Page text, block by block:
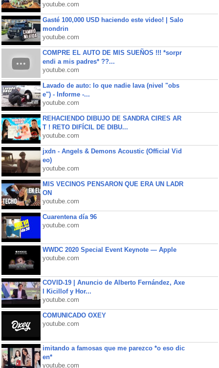
youtube.com
Gasté 100,000 USD haciendo este video! | Salo
mondrin
youtube.com
COMPRE EL AUTO DE MIS SUEÑOS !!! *sorpr
endi a mis padres* ??...
youtube.com
Lavado de auto: lo que nadie lava (nivel "obs
e") - Informe -...
youtube.com
REHACIENDO DIBUJO DE SANDRA CIRES AR
T ! RETO DIFÍCIL DE DIBU...
youtube.com
jxdn - Angels & Demons Acoustic (Official Vid
eo)
youtube.com
MIS VECINOS PENSARON QUE ERA UN LADR
ON
youtube.com
Cuarentena día 96
youtube.com
WWDC 2020 Special Event Keynote — Apple
youtube.com
COVID-19 | Anuncio de Alberto Fernández, Axe
l Kicillof y Hor...
youtube.com
COMUNICADO OXEY
youtube.com
imitando a famosas que me parezco *o eso dic
en*
youtube.com